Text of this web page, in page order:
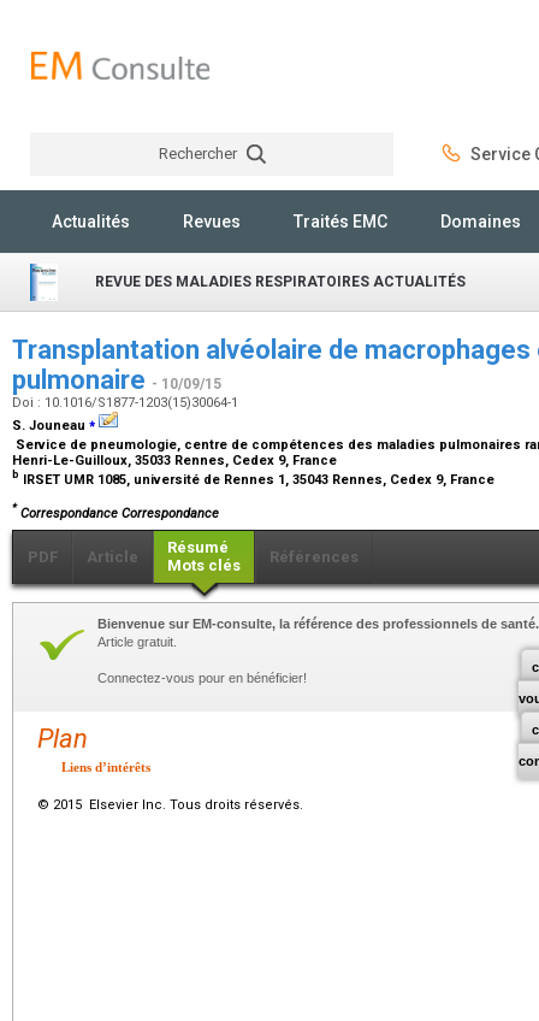
Rechercher Service
Actualités Revues Traités EMC Domaines
REVUE DES MALADIES RESPIRATOIRES ACTUALITÉS
Transplantation alvéolaire de
pulmonaire - 10/09/15
Doi : 10.1016/S1877-1203(15)30064-1
S. Jouneau ⁎
Service de pneumologie, centre de compétences des maladies pulmonaires
Henri-Le-Guilloux, 35033 Rennes, Cedex 9, France
b IRSET UMR 1085, université de Rennes 1, 35043 Rennes, Cedex 9, France
* Correspondance Correspondance
PDF Article
Résumé
Mots clés
Références
Bienvenue sur EM-consulte, la référence des professionnels de santé.
Article gratuit.
Connectez-vous pour en bénéficier!
Plan
Liens d’intérêts
© 2015 Elsevier Inc. Tous droits réservés.